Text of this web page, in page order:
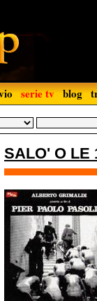
serie tv blog
SALO' O LE